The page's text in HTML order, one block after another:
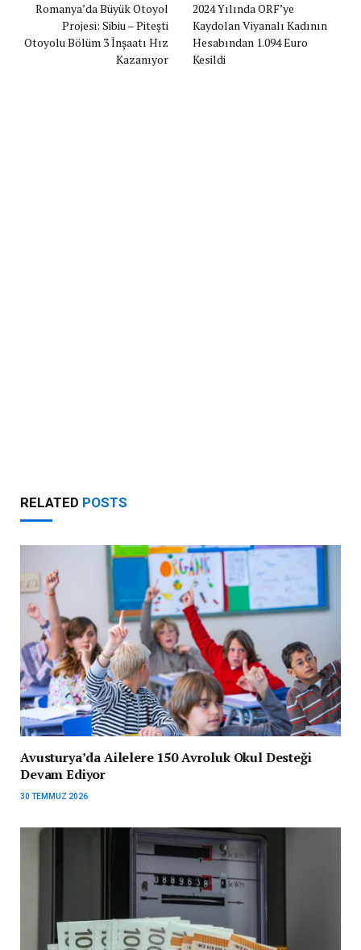
Romanya’da Büyük Otoyol
Projesi: Sibiu – Pitești
Otoyolu Bölüm 3 İnşaatı Hız
Kazanıyor
2024 Yılında ORF’ye
Kaydolan Viyanalı Kadının
Hesabından 1.094 Euro
Kesildi
RELATED POSTS
Avusturya’da Ailelere 150 Avroluk Okul Desteği
Devam Ediyor
30 TEMMUZ 2026